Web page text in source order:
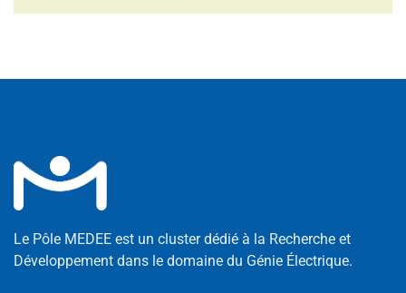
Le Pôle MEDEE est un cluster dédié à la Recherche et
Développement dans le domaine du Génie Électrique.